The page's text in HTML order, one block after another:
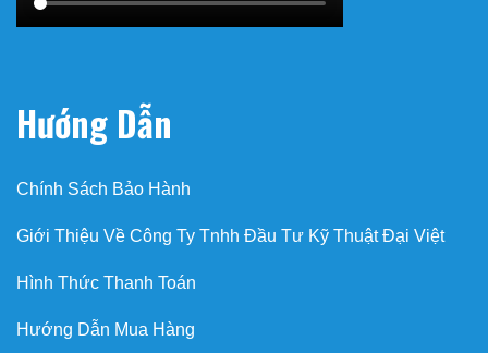
Hướng Dẫn
Chính Sách Bảo Hành
Giới Thiệu Về Công Ty Tnhh Đầu Tư Kỹ Thuật Đại Việt
Hình Thức Thanh Toán
Hướng Dẫn Mua Hàng